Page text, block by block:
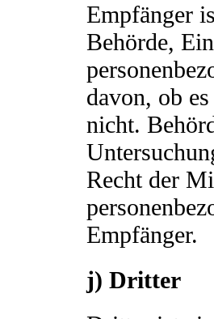
Empfänger
Behörde,
davon, ob
nicht.
Recht der
Empfänger.
j) Dritter